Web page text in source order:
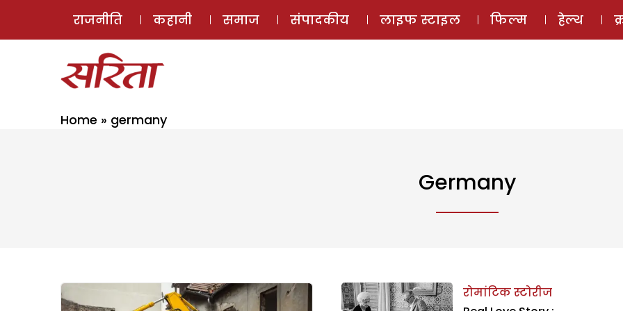
ई-मैगज़ीन
राजनीति कहानी समाज संपादकीय लाइफ स्टाइल फिल्म हेल्थ
Home » germany
Germany
रोमांटिक स्टोरीज